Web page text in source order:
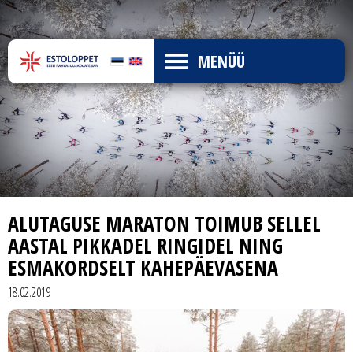
MENÜÜ
ALUTAGUSE MARATON TOIMUB SELLEL
AASTAL PIKKADEL RINGIDEL NING
ESMAKORDSELT KAHEPÄEVASENA
18.02.2019